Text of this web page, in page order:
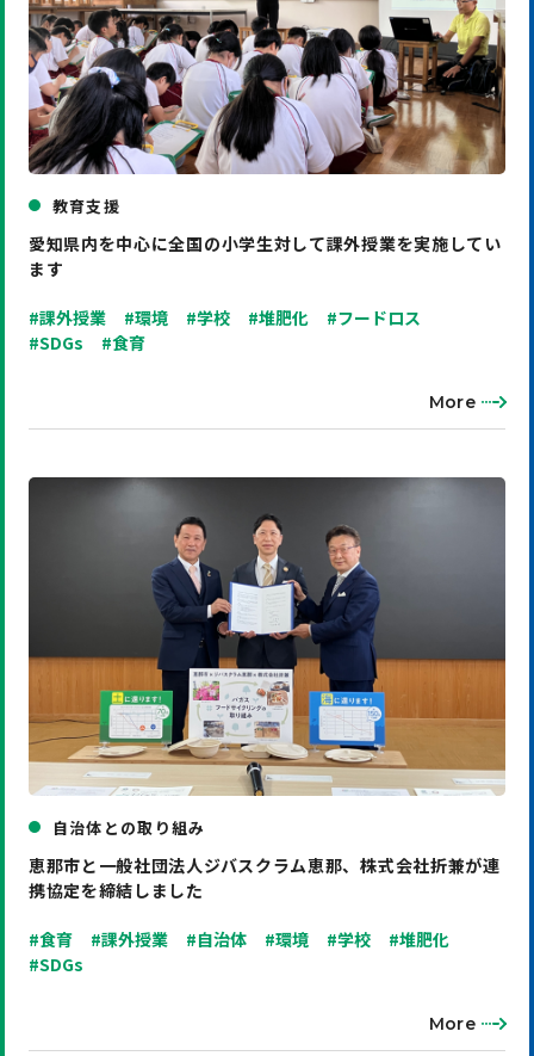
教育支援
愛知県内を中心に全国の小学生対して課外授業を実施してい
ます
#課外授業 #環境 #学校 #堆肥化
#フードロス
#SDGs
#食育
More
自治体との取り組み
恵那市と一般社団法人ジバスクラム恵那、株式会社折兼が連
携協定を締結しました
#食育 #課外授業 #自治体 #環境 #学校
#堆肥化
#SDGs
More